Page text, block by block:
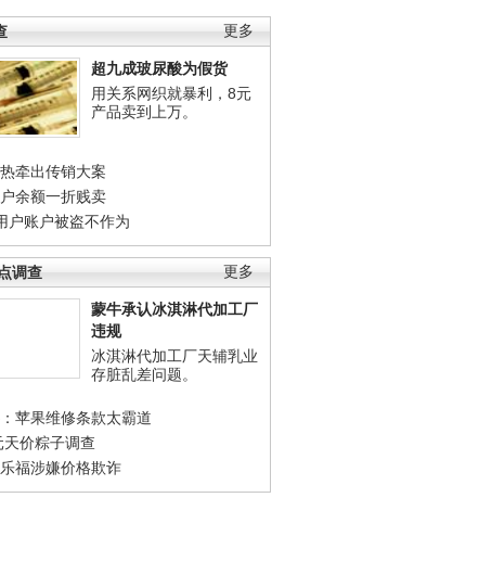
更多
超九成玻尿酸为假货
用关系网织就暴利，8元
产品卖到上万。
牵出传销大案
余额一折贱卖
户账户被盗不作为
更多
调查
蒙牛承认冰淇淋代加工厂
违规
冰淇淋代加工厂天辅乳业
存脏乱差问题。
苹果维修条款太霸道
天价粽子调查
福涉嫌价格欺诈